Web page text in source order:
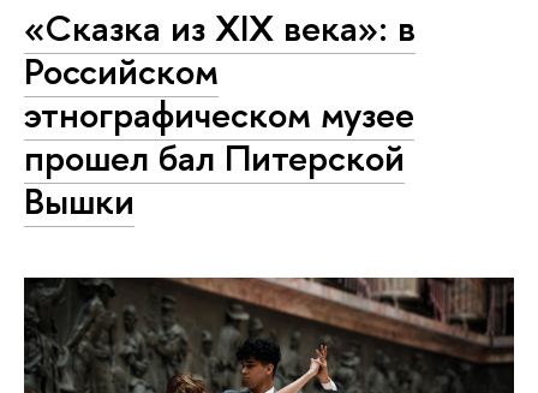
«Сказка из XIX века»: в
Российском
этнографическом музее
прошел бал Питерской
Вышки